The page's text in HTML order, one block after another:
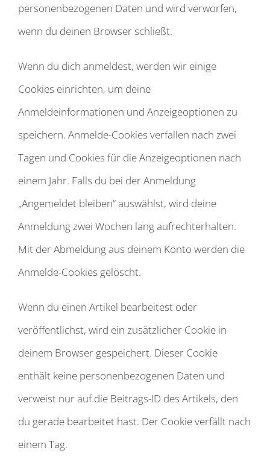
personenbezogenen Daten und wird verworfen,
wenn du deinen Browser schließt.
Wenn du dich anmeldest, werden wir einige
Cookies einrichten, um deine
Anmeldeinformationen und Anzeigeoptionen zu
speichern. Anmelde-Cookies verfallen nach zwei
Tagen und Cookies für die Anzeigeoptionen nach
einem Jahr. Falls du bei der Anmeldung
„Angemeldet bleiben“ auswählst, wird deine
Anmeldung zwei Wochen lang aufrechterhalten.
Mit der Abmeldung aus deinem Konto werden die
Anmelde-Cookies gelöscht.
Wenn du einen Artikel bearbeitest oder
veröffentlichst, wird ein zusätzlicher Cookie in
deinem Browser gespeichert. Dieser Cookie
enthält keine personenbezogenen Daten und
verweist nur auf die Beitrags-ID des Artikels, den
du gerade bearbeitet hast. Der Cookie verfällt nach
einem Tag.